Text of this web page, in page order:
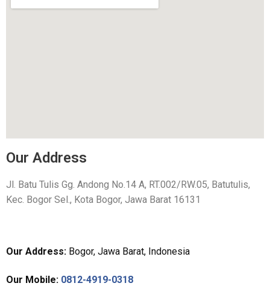
Our Address
Jl. Batu Tulis Gg. Andong No.14 A, RT.002/RW.05, Batutulis,
Kec. Bogor Sel., Kota Bogor, Jawa Barat 16131
Our Address: Bogor, Jawa Barat, Indonesia
Our Mobile: 0812-4919-0318